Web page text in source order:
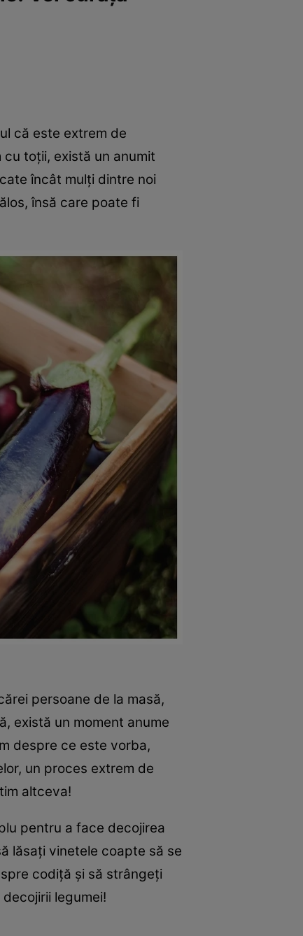
că este extrem de
toții, există un anumit
încât mulți dintre noi
însă care poate fi
persoane de la masă,
există un moment anume
despre ce este vorba,
un proces extrem de
altceva!
pentru a face decojirea
lăsați vinetele coapte să se
codiță și să strângeți
legumei!